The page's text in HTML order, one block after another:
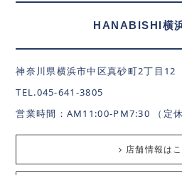
HANABISHI横
神奈川県横浜市中区真砂町2丁目
TEL.045-641-3805
営業時間：AM11:00-PM7:30 （定
店舗情報は